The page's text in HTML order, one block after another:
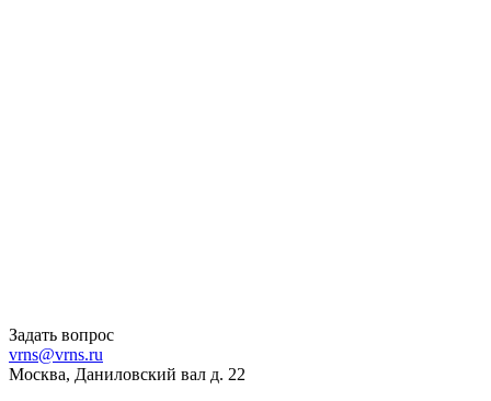
Задать вопрос
vrns@vrns.ru
Москва, Даниловский вал д. 22